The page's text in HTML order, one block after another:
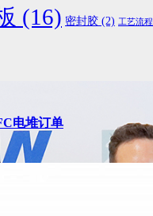
(16) 密封胶 (2) 工艺流
电堆订单